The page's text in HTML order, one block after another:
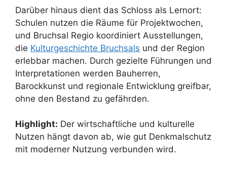
Darüber hinaus dient das Schloss als Lernort:
Schulen nutzen die Räume für Projektwochen,
und Bruchsal Regio koordiniert Ausstellungen,
die Kulturgeschichte Bruchsals und der Region
erlebbar machen. Durch gezielte Führungen und
Interpretationen werden Bauherren,
Barockkunst und regionale Entwicklung greifbar,
ohne den Bestand zu gefährden.
Highlight: Der wirtschaftliche und kulturelle
Nutzen hängt davon ab, wie gut Denkmalschutz
mit moderner Nutzung verbunden wird.